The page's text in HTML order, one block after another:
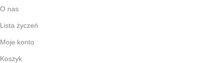
O nas
Lista życzeń
Moje konto
Koszyk